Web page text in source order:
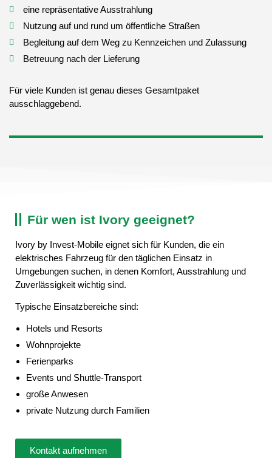
eine repräsentative Ausstrahlung
Nutzung auf und rund um öffentliche Straßen
Begleitung auf dem Weg zu Kennzeichen und Zulassung
Betreuung nach der Lieferung
Für viele Kunden ist genau dieses Gesamtpaket
ausschlaggebend.
Für wen ist Ivory geeignet?
Ivory by Invest-Mobile eignet sich für Kunden, die ein
elektrisches Fahrzeug für den täglichen Einsatz in
Umgebungen suchen, in denen Komfort, Ausstrahlung und
Zuverlässigkeit wichtig sind.
Typische Einsatzbereiche sind:
Hotels und Resorts
Wohnprojekte
Ferienparks
Events und Shuttle-Transport
große Anwesen
private Nutzung durch Familien
Kontakt aufnehmen